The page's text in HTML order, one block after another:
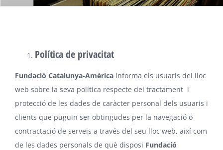
Política de privacitat
Fundació Catalunya-Amèrica informa els usuaris del lloc
web sobre la seva política respecte del tractament i
protecció de les dades de caràcter personal dels usuaris i
clients que puguin ser obtingudes per la navegació o
contractació de serveis a través del seu lloc web, així com
de les dades personals de què disposi Fundació